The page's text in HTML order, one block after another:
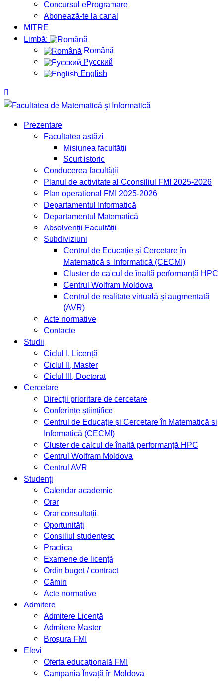
Concursul eProgramare
Abonează-te la canal
MITRE
Limbă:
Română
Русский
English
Prezentare
Facultatea astăzi
Misiunea facultății
Scurt istoric
Conducerea facultății
Planul de activitate al Cconsiliul FMI 2025-2026
Plan operational FMI 2025-2026
Departamentul Informatică
Departamentul Matematică
Absolvenții Facultății
Subdiviziuni
Centrul de Educație și Cercetare în
Matematică si Informatică (CECMI)
Cluster de calcul de înaltă performanță HPC
Centrul Wolfram Moldova
Centrul de realitate virtuală și augmentată
(AVR)
Acte normative
Contacte
Studii
Ciclul I, Licență
Ciclul II, Master
Ciclul III, Doctorat
Cercetare
Direcții prioritare de cercetare
Conferințe științifice
Centrul de Educație și Cercetare în Matematică si
Informatică (CECMI)
Cluster de calcul de înaltă performanță HPC
Centrul Wolfram Moldova
Centrul AVR
Studenţi
Calendar academic
Orar
Orar consultații
Oportunități
Consiliul studențesc
Practica
Examene de licență
Ordin buget / contract
Cămin
Acte normative
Admitere
Admitere Licență
Admitere Master
Broșura FMI
Elevi
Oferta educațională FMI
Campania Învață în Moldova